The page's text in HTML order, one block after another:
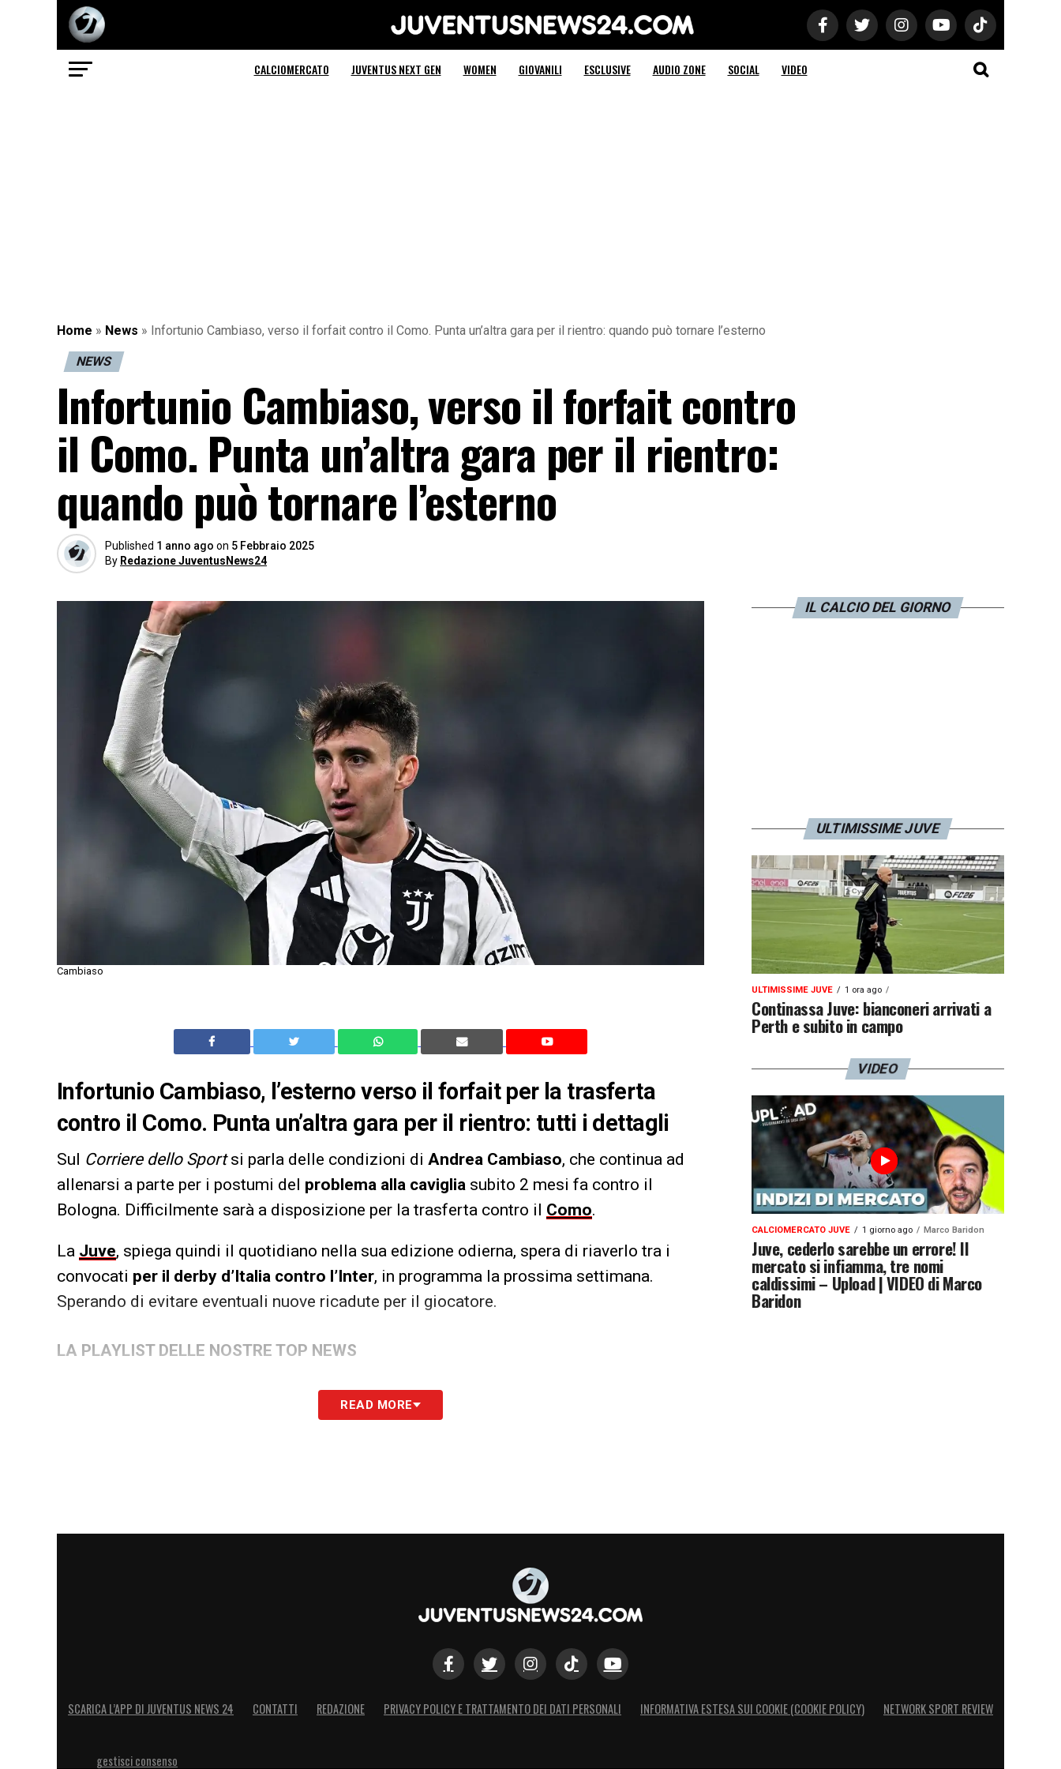
Juventus News 24
CALCIOMERCATO JUVENTUS NEXT GEN WOMEN GIOVANILI ESCLUSIVE AUDIO ZONE SOCIAL VIDEO
Home » News » Infortunio Cambiaso, verso il forfait contro il Como. Punta un’altra gara per il rientro: quando può tornare l’esterno
NEWS
Infortunio Cambiaso, verso il forfait contro
il Como. Punta un’altra gara per il rientro:
quando può tornare l’esterno
Published 1 anno ago on 5 Febbraio 2025
By Redazione JuventusNews24
Cambiaso
Infortunio Cambiaso, l’esterno verso il forfait per la trasferta
contro il Como. Punta un’altra gara per il rientro: tutti i dettagli
Sul Corriere dello Sportsi parla delle condizioni di Andrea Cambiaso, che continua ad
allenarsi a parte per i postumi del problema alla caviglia subito 2 mesi fa contro il
Bologna. Difficilmente sarà a disposizione per la trasferta contro il Como.
La Juve, spiega quindi il quotidiano nella sua edizione odierna, spera di riaverlo tra i
convocati per il derby d’Italia contro l’Inter, in programma la prossima settimana.
Sperando di evitare eventuali nuove ricadute per il giocatore.
LA PLAYLIST DELLE NOSTRE TOP NEWS
READ MORE
IL CALCIO DEL GIORNO
ULTIMISSIME JUVE
ULTIMISSIME JUVE 1 ora ago
Continassa Juve: bianconeri arrivati a
Perth e subito in campo
VIDEO
CALCIOMERCATO JUVE 1 giorno ago Marco Baridon
Juve, cederlo sarebbe un errore! Il
mercato si infiamma, tre nomi
caldissimi – Upload | VIDEO di Marco
Baridon
SCARICA L’APP DI JUVENTUS NEWS 24 CONTATTI REDAZIONE PRIVACY POLICY E TRATTAMENTO DEI DATI PERSONALI INFORMATIVA ESTESA SUI COOKIE (COOKIE POLICY) NETWORK SPORT REVIEW
gestisci consenso